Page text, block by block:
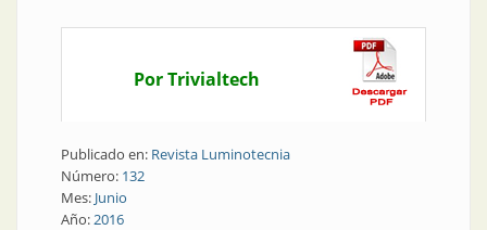
Por Trivialtech
Publicado en: Revista Luminotecnia
Número: 132
Mes: Junio
Año:2016